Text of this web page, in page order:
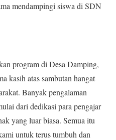
mendampingi siswa di SDN
program di Desa Damping,
kasih atas sambutan hangat
Banyak pengalaman
dari dedikasi para pengajar
yang luar biasa. Semua itu
untuk terus tumbuh dan